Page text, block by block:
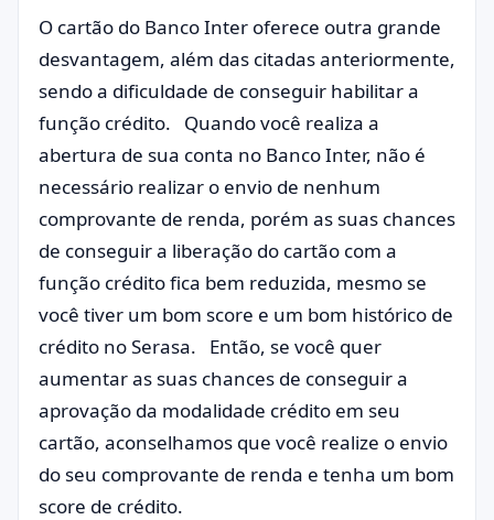
O cartão do Banco Inter oferece outra grande
desvantagem, além das citadas anteriormente,
sendo a dificuldade de conseguir habilitar a
função crédito. Quando você realiza a
abertura de sua conta no Banco Inter, não é
necessário realizar o envio de nenhum
comprovante de renda, porém as suas chances
de conseguir a liberação do cartão com a
função crédito fica bem reduzida, mesmo se
você tiver um bom score e um bom histórico de
crédito no Serasa. Então, se você quer
aumentar as suas chances de conseguir a
aprovação da modalidade crédito em seu
cartão, aconselhamos que você realize o envio
do seu comprovante de renda e tenha um bom
score de crédito.